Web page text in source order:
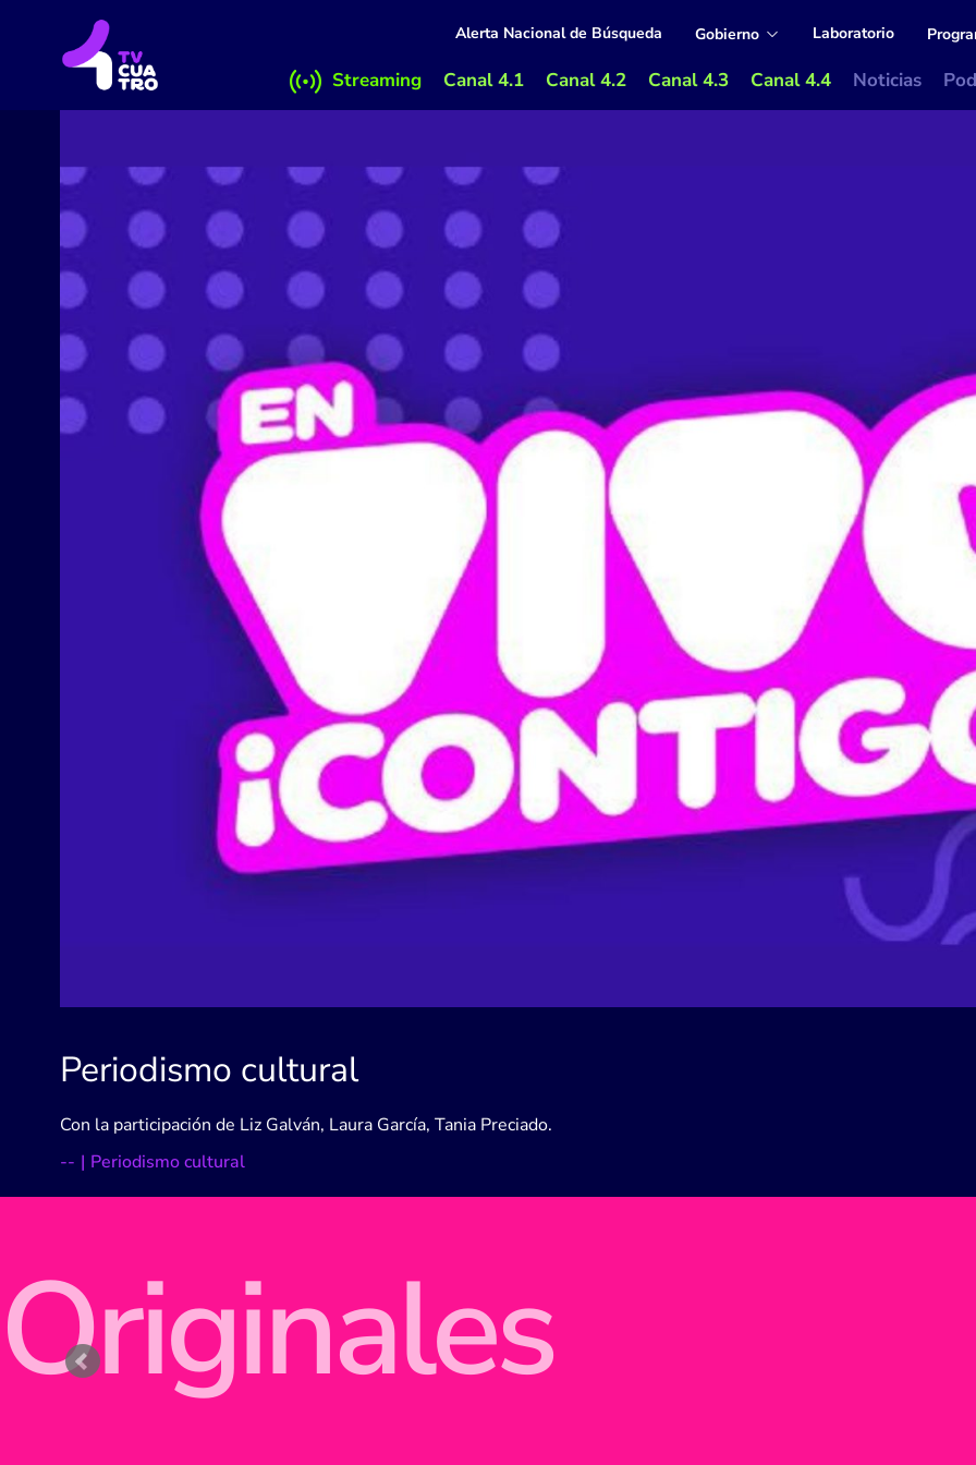
Alerta Nacional de Búsqueda Gobierno Laboratorio
Streaming Canal 4.1 Canal 4.2 Canal 4.3 Canal 4.4 Noticias
Periodismo cultural
Con la participación de Liz Galván, Laura García, Tania Preciado.
-- | Periodismo cultural
Originales